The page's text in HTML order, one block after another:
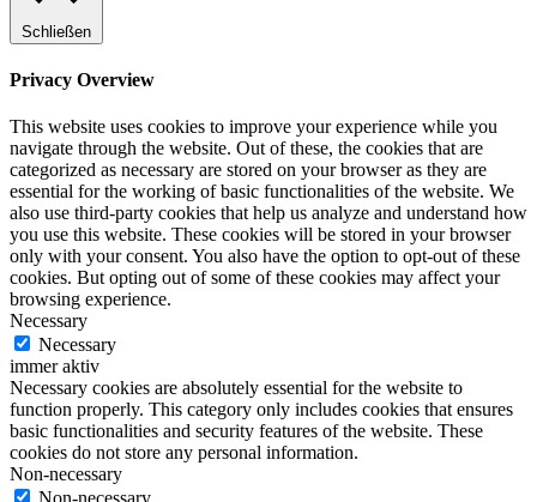
Schließen
Privacy Overview
This website uses cookies to improve your experience while you
navigate through the website. Out of these, the cookies that are
categorized as necessary are stored on your browser as they are
essential for the working of basic functionalities of the website. We
also use third-party cookies that help us analyze and understand how
you use this website. These cookies will be stored in your browser
only with your consent. You also have the option to opt-out of these
cookies. But opting out of some of these cookies may affect your
browsing experience.
Necessary
Necessary
immer aktiv
Necessary cookies are absolutely essential for the website to
function properly. This category only includes cookies that ensures
basic functionalities and security features of the website. These
cookies do not store any personal information.
Non-necessary